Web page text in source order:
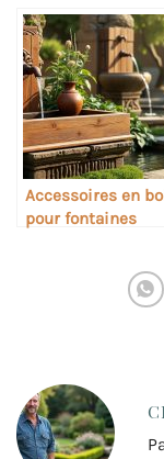
fontaines
Accessoires en
pour fontaines